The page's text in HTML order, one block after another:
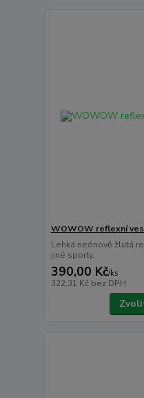
WOWOW reflexní
Lehká neónově žlutá
jiné sporty.
390,00 Kč/ks
322,31 Kč bez DPH